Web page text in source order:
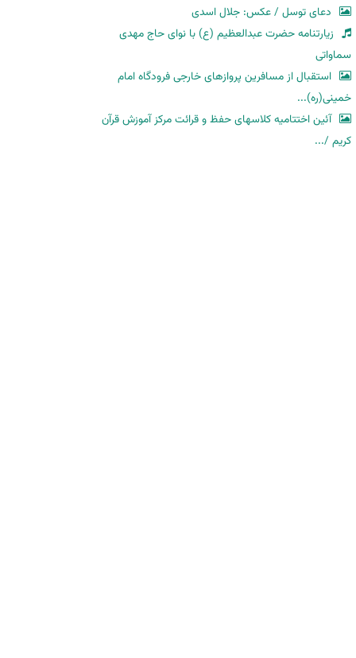
دعای توسل / عکس: جلال اسدی
زیارتنامه حضرت عبدالعظیم (ع) با نوای حاج مهدی
سماواتی
استقبال از مسافرین پروازهای خارجی فرودگاه امام
خمینی(ره)...
آئین اختتامیه کلاسهای حفظ و قرائت مرکز آموزش قرآن
کریم /...